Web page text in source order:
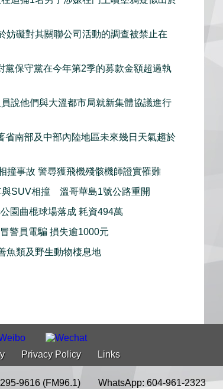
妨礙對其關聯公司活動的調查被禁止在
黨保守黨在今年第2季的募款金額超過執
說他們與大溫都市局就新集體協議進行
省南部及中部內陸地區未來幾日天氣趨於
撞事故 警尋獲飛機殘骸機師證實罹難
與SUV相撞 溫哥華島1號公路重開
園曲棍球場落成 耗資494萬
警員電騙 損失逾1000元
魚類及野生動物棲息地
Privacy Policy Links
9616 (FM96.1) WhatsApp: 604-961-2323